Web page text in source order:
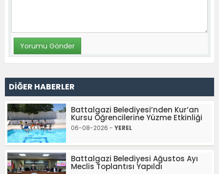
DİĞER HABERLER
Battalgazi Belediyesi’nden Kur’an
Kursu Öğrencilerine Yüzme Etkinliği
06-08-2026 - YEREL
Battalgazi Belediyesi Ağustos Ayı
Meclis Toplantısı Yapıldı